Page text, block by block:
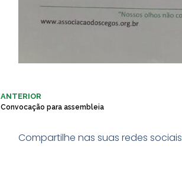
ANTERIOR
Convocação para assembleia
Compartilhe nas suas redes sociais